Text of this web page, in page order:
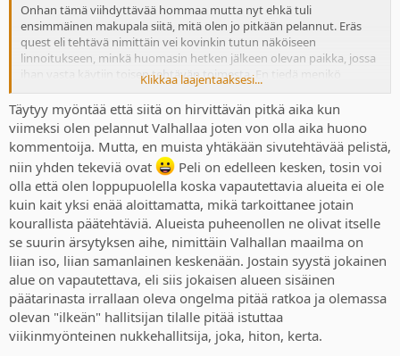
Onhan tämä viihdyttävää hommaa mutta nyt ehkä tuli
ensimmäinen makupala siitä, mitä olen jo pitkään pelannut. Eräs
quest eli tehtävä nimittäin vei kovinkin tutun näköiseen
linnoitukseen, minkä huomasin hetken jälkeen olevan paikka, jossa
ihan vasta käytiin toisen tehtävän toimesta. En tiedä menikö
minulta jotain ohi mutta nyt siellä ilmeisesti olikin eri porukka, joka
oli vain sattunut tuonne pesänsä tekemään.
Ei nyt vielä mikään "dealbreaker" mutta jos vastaava kierrätys alkaa
toistumaan niin voi alkaa vähän tympiä käydä samoja paikkoja läpi.
Lisäksi tässä kyseisessä tehtävässä oli ensimmäistä kertaa sellainen
perinteinen salamurhatehtävä ja en olisi uskonut että vielä
palaisivat siihen AC3:n "mene nimenomaan ja yksinomaan tähän
kohtaan, eikä mihinkään muualle, missä painat näppäintä että teet
salamurhan"-meininkiin. Missä on se open world, jossa voi edetä
miten haluaa ja toteuttaa tavoitteen haluamallaan tavalla?
No, sen verran annan siimaa, että tuo tuntui olevan vielä
jonkinlainen opetustehtävä mutta mikäänhän ei olisi pakottanut
toteuttamaan asiaa noin. Tavoite oli siis hiippailla salaa kohteen luo
ja murhata tämä näkyvästi. Miksi tämä piti tehdä menemällä vain
Klikkaa laajentaaksesi...
Täytyy myöntää että siitä on hirvittävän pitkä aika kun
viimeksi olen pelannut Valhallaa joten von olla aika huono
kommentoija. Mutta, en muista yhtäkään sivutehtävää pelistä,
niin yhden tekeviä ovat
Peli on edelleen kesken, tosin voi
olla että olen loppupuolella koska vapautettavia alueita ei ole
kuin kait yksi enää aloittamatta, mikä tarkoittanee jotain
kourallista päätehtäviä. Alueista puheenollen ne olivat itselle
se suurin ärsytyksen aihe, nimittäin Valhallan maailma on
liian iso, liian samanlainen keskenään. Jostain syystä jokainen
alue on vapautettava, eli siis jokaisen alueen sisäinen
päätarinasta irrallaan oleva ongelma pitää ratkoa ja olemassa
olevan "ilkeän" hallitsijan tilalle pitää istuttaa
viikinmyönteinen nukkehallitsija, joka, hiton, kerta.